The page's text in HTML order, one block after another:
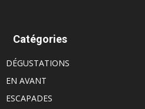
Catégories
DÉGUSTATIONS
EN AVANT
ESCAPADES